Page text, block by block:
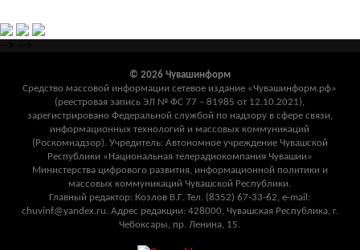
© 2026 Чувашинформ
Средство массовой информации сетевое издание «Чувашинформ.рф»
(реестровая запись ЭЛ № ФС 77 – 81985 от 12.10.2021),
зарегистрировано Федеральной службой по надзору в сфере связи,
информационных технологий и массовых коммуникаций
(Роскомнадзор). Учредитель: Автономное учреждение Чувашской
Республики «Национальная телерадиокомпания Чувашии»
Министерства цифрового развития, информационной политики и
массовых коммуникаций Чувашской Республики.
Главный редактор: Козлов В.Г. Тел. (8352) 67-33-62, e-mail:
chuvinf@yandex.ru. Адрес редакции: 428000, Чувашская Республика, г.
Чебоксары, пр. Ленина, 15.